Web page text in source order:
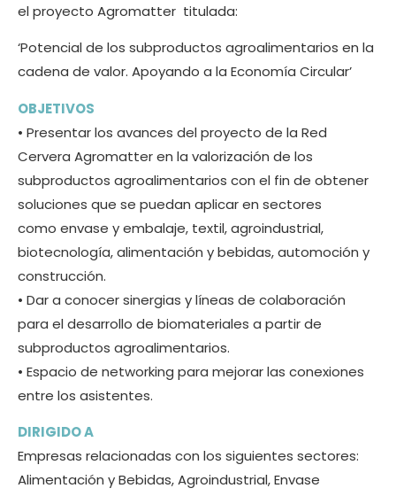
el proyecto Agromatter titulada:
‘Potencial de los subproductos agroalimentarios en la
cadena de valor. Apoyando a la Economía Circular’
OBJETIVOS
• Presentar los avances del proyecto de la Red
Cervera Agromatter en la valorización de los
subproductos agroalimentarios con el fin de obtener
soluciones que se puedan aplicar en sectores
como envase y embalaje, textil, agroindustrial,
biotecnología, alimentación y bebidas, automoción y
construcción.
• Dar a conocer sinergias y líneas de colaboración
para el desarrollo de biomateriales a partir de
subproductos agroalimentarios.
• Espacio de networking para mejorar las conexiones
entre los asistentes.
DIRIGIDO A
Empresas relacionadas con los siguientes sectores:
Alimentación y Bebidas, Agroindustrial, Envase